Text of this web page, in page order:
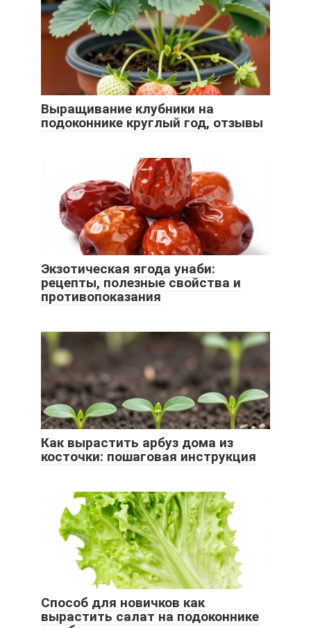
Выращивание клубники на
подоконнике круглый год, отзывы
Экзотическая ягода унаби:
рецепты, полезные свойства и
противопоказания
Как вырастить арбуз дома из
косточки: пошаговая инструкция
Способ для новичков как
вырастить салат на подоконнике